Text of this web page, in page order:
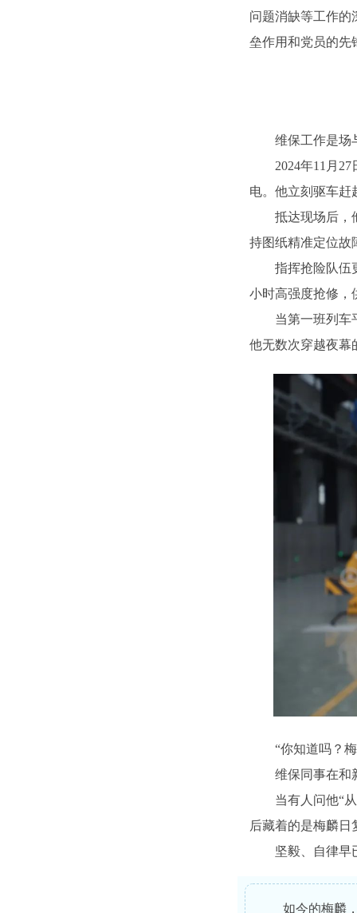
问题消缺等工作的
垒作用和党员的先
维保工作是场
2024年11月
电。他立刻驱车赶
抵达现场后，
持图纸精准定位故
指挥抢险队伍
小时高强度抢修，
当第一班列车
他无数次穿越夜幕
“你知道吗？
维保同事在和
当有人问他“
后藏着的是梅麟日
坚毅、自律早
如今的梅麟